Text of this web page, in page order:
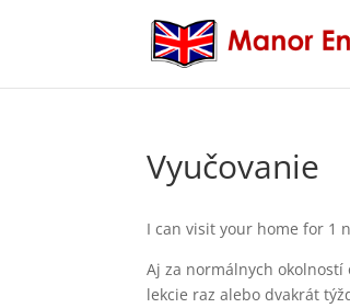
Vyučovanie
I can visit your home for 1
Aj za normálnych
lekcie raz alebo dvakrát